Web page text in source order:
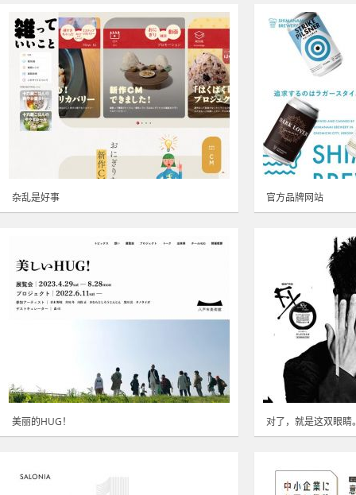
杂乱是好事 官方品牌网站
美丽的HUG！ 对了，就是这双眼睛